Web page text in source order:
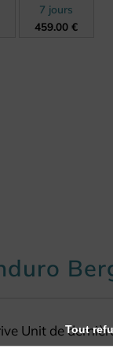
7 jours
459.00 €
Unit deTout